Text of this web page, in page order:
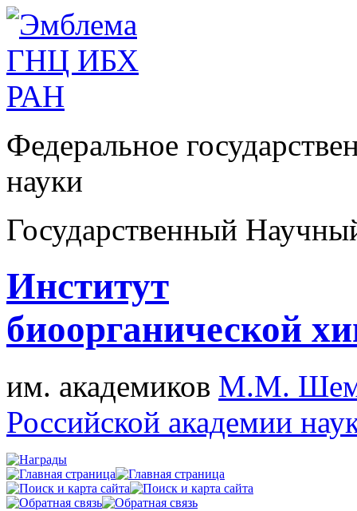
Федеральное
науки
Государственный
Институт
биоорганической
им. академиков М.М.
Российской академии